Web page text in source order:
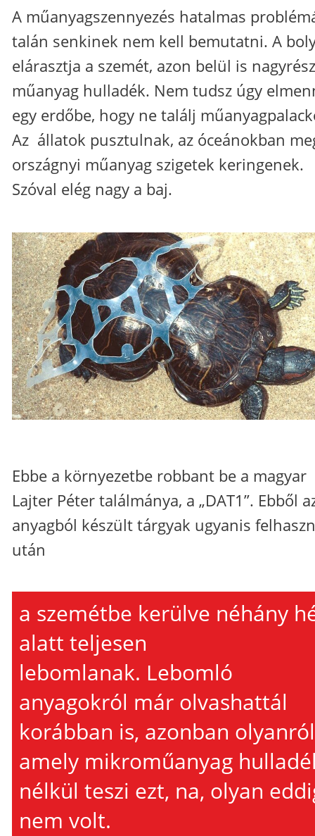
A műanyagszennyezés hatalmas
talán senkinek nem kell bemutatni. A
elárasztja a szemét, azon belül is
műanyag hulladék. Nem tudsz úgy
egy erdőbe, hogy ne találj
Az állatok pusztulnak, az óceánokban
országnyi műanyag szigetek keringenek.
Szóval elég nagy a baj.
Ebbe a környezetbe robbant be a magyar
Lajter Péter találmánya, a „DAT1”. Ebből
anyagból készült tárgyak ugyanis
után
a szemétbe kerülve néhány
alatt teljesen
lebomlanak. Lebomló
anyagokról már olvashattál
korábban is, azonban
amely mikroműanyag
nélkül teszi ezt, na, olyan
nem volt.